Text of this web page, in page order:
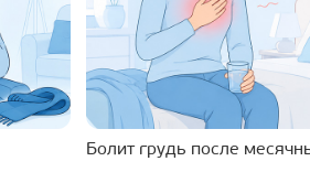
Болит грудь после